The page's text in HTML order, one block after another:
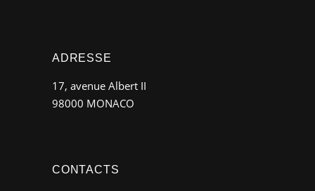
ADRESSE
17, avenue Albert II
98000 MONACO
CONTACTS